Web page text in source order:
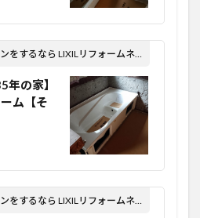
ら LIXILリフォームネット Optima Reform！
年の家】
ム【そ
ら LIXILリフォームネット Optima Reform！